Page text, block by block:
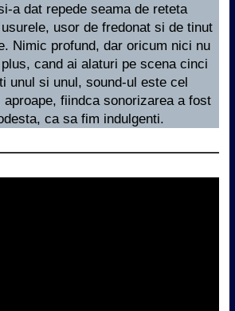
a dat repede seama de reteta
usor de fredonat si de tinut
Nimic profund, dar oricum nici nu
cand ai alaturi pe scena cinci
unul si unul, sound-ul este cel
fiindca sonorizarea a fost
ca sa fim indulgenti.